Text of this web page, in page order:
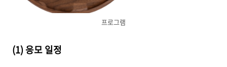
프로그램
(1) 응모 일정